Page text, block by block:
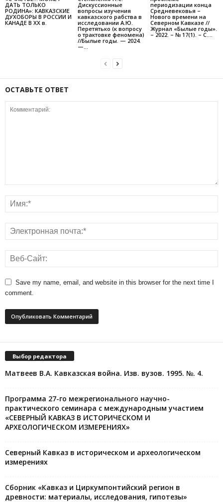
ДАТЬ ТОЛЬКО
РОДИНА»: КАВКАЗСКИЕ
ДУХОБОРЫ В РОССИИ И
КАНАДЕ В XX в.
Дискуссионные
вопросы изучения
кавказского рабства в
исследовании А.Ю.
Перетятько (к вопросу
о трактовке феномена)
//Былые годы. — 2024.
—...
периодизации конца
Средневековья –
Нового времени на
Северном Кавказе //
Журнал «Былые годы».
– 2022. – № 17(1). – С....
ОСТАВЬТЕ ОТВЕТ
Save my name, email, and website in this browser for the next time I
comment.
Выбор редактора
Матвеев В.А. Кавказская война. Изв. вузов. 1995. №. 4.
Программа 27-го межрегионального научно-
практического семинара с международным участием
«СЕВЕРНЫЙ КАВКАЗ В ИСТОРИЧЕСКОМ И
АРХЕОЛОГИЧЕСКОМ ИЗМЕРЕНИЯХ»
Северный Кавказ в историческом и археологическом
измерениях
Сборник «Кавказ и Циркумпонтийский регион в
древности: материалы, исследования, гипотезы»